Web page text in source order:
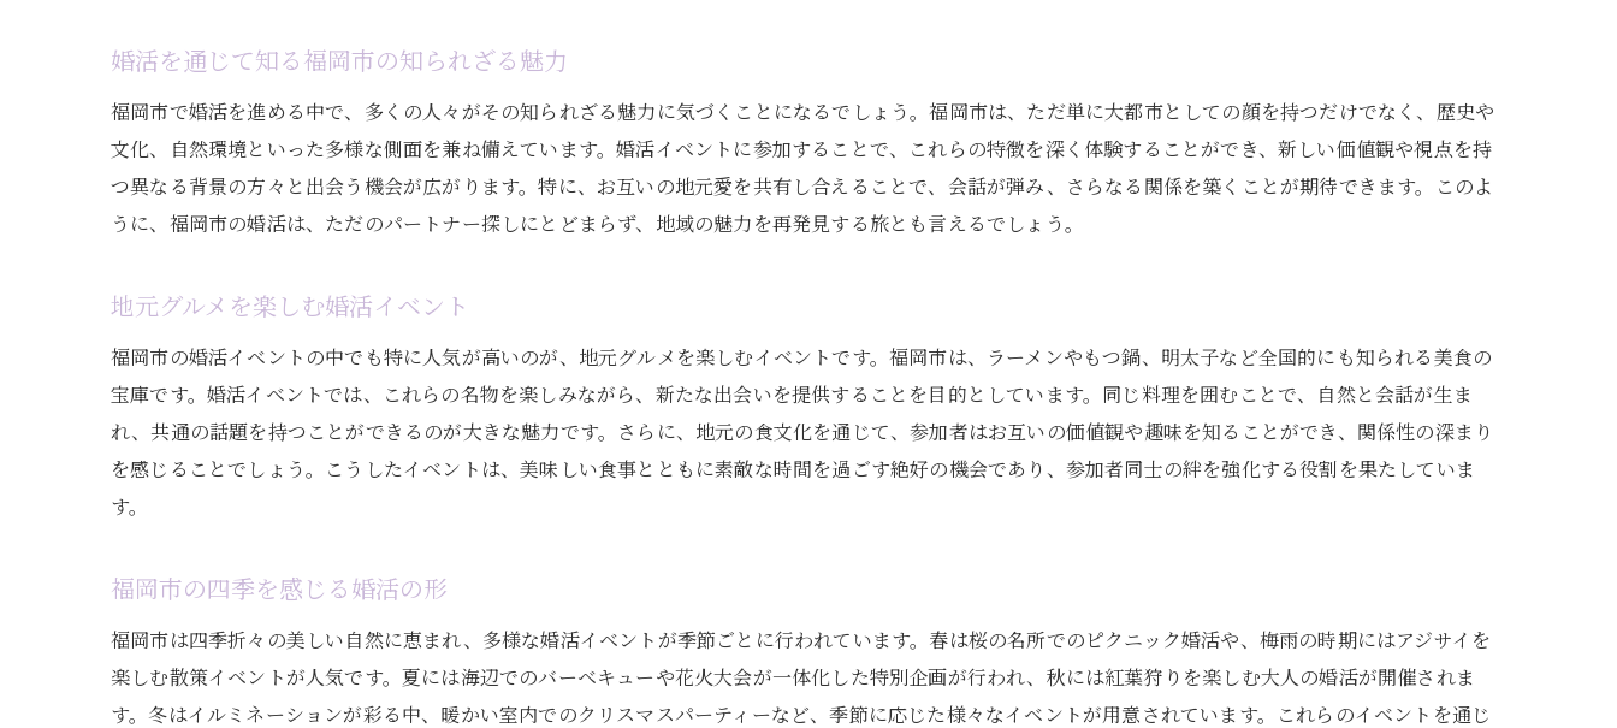
婚活を通じて知る福岡市の知られざる魅力
福岡市で婚活を進める中で、多くの人々がその知られざる魅力に気づくことになるでしょう。福岡市は、ただ単に大都市としての顔を持つだけでなく、歴史や
文化、自然環境といった多様な側面を兼ね備えています。婚活イベントに参加することで、これらの特徴を深く体験することができ、新しい価値観や視点を持
つ異なる背景の方々と出会う機会が広がります。特に、お互いの地元愛を共有し合えることで、会話が弾み、さらなる関係を築くことが期待できます。このよ
うに、福岡市の婚活は、ただのパートナー探しにとどまらず、地域の魅力を再発見する旅とも言えるでしょう。
地元グルメを楽しむ婚活イベント
福岡市の婚活イベントの中でも特に人気が高いのが、地元グルメを楽しむイベントです。福岡市は、ラーメンやもつ鍋、明太子など全国的にも知られる美食の
宝庫です。婚活イベントでは、これらの名物を楽しみながら、新たな出会いを提供することを目的としています。同じ料理を囲むことで、自然と会話が生ま
れ、共通の話題を持つことができるのが大きな魅力です。さらに、地元の食文化を通じて、参加者はお互いの価値観や趣味を知ることができ、関係性の深まり
を感じることでしょう。こうしたイベントは、美味しい食事とともに素敵な時間を過ごす絶好の機会であり、参加者同士の絆を強化する役割を果たしていま
す。
福岡市の四季を感じる婚活の形
福岡市は四季折々の美しい自然に恵まれ、多様な婚活イベントが季節ごとに行われています。春は桜の名所でのピクニック婚活や、梅雨の時期にはアジサイを
楽しむ散策イベントが人気です。夏には海辺でのバーベキューや花火大会が一体化した特別企画が行われ、秋には紅葉狩りを楽しむ大人の婚活が開催されま
す。冬はイルミネーションが彩る中、暖かい室内でのクリスマスパーティーなど、季節に応じた様々なイベントが用意されています。これらのイベントを通じ